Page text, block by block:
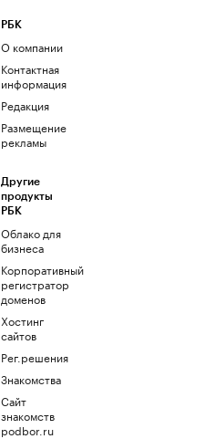
РБК
О компании
Контактная
информация
Редакция
Размещение
рекламы
Другие
продукты
РБК
Облако для
бизнеса
Корпоративный
регистратор
доменов
Хостинг
сайтов
Рег.решения
Знакомства
Сайт
знакомств
podbor.ru